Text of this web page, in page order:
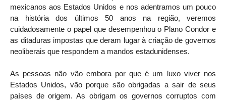
mexicanos aos Estados Unidos e nos adentramos um pouco
na história dos últimos 50 anos na região, veremos
cuidadosamente o papel que desempenhou o Plano Condor e
as ditaduras impostas que deram lugar à criação de governos
neoliberais que respondem a mandos estadunidenses.
As pessoas não vão embora por que é um luxo viver nos
Estados Unidos, vão porque são obrigadas a sair de seus
países de origem. As obrigam os governos corruptos com